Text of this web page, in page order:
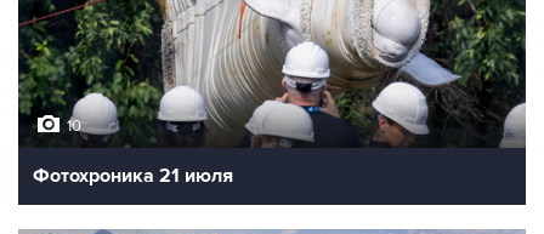
10
Фотохроника 21 июля